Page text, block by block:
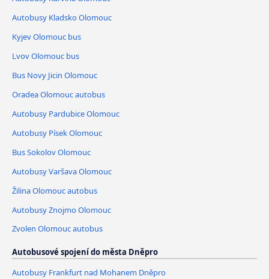
Autobusy Kladsko Olomouc
Kyjev Olomouc bus
Lvov Olomouc bus
Bus Novy Jicin Olomouc
Oradea Olomouc autobus
Autobusy Pardubice Olomouc
Autobusy Písek Olomouc
Bus Sokolov Olomouc
Autobusy Varšava Olomouc
Žilina Olomouc autobus
Autobusy Znojmo Olomouc
Zvolen Olomouc autobus
Autobusové spojení do města Dněpro
Autobusy Frankfurt nad Mohanem Dněpro